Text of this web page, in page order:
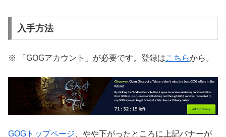
入手方法
※ 「GOGアカウント」が必要です。登録はこちらから。
GOGトップページ 、やや下がったところに上記バナーが